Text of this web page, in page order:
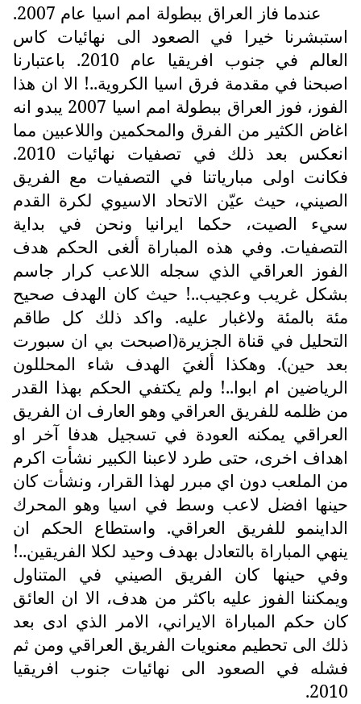
عندما فاز العراق ببطولة امم اسيا عام 2007.
استبشرنا خيرا في الصعود الى نهائيات كاس
العالم في جنوب افريقيا عام 2010. باعتبارنا
اصبحنا في مقدمة فرق اسيا الكروية..! الا ان هذا
الفوز، فوز العراق ببطولة امم اسيا 2007 يبدو انه
اغاض الكثير من الفرق والمحكمين واللاعبين مما
انعكس بعد ذلك في تصفيات نهائيات 2010.
فكانت اولى مبارياتنا في التصفيات مع الفريق
الصيني، حيث عيّن الاتحاد الاسيوي لكرة القدم
سيء الصيت، حكما ايرانيا ونحن في بداية
التصفيات. وفي هذه المباراة ألغى الحكم هدف
الفوز العراقي الذي سجله اللاعب كرار جاسم
بشكل غريب وعجيب..! حيث كان الهدف صحيح
مئة بالمئة ولاغبار عليه. واكد ذلك كل طاقم
التحليل في قناة الجزيرة(اصبحت بي ان سبورت
بعد حين). وهكذا ألغيَ الهدف شاء المحللون
الرياضين ام ابوا..! ولم يكتفي الحكم بهذا القدر
من ظلمه للفريق العراقي وهو العارف ان الفريق
العراقي يمكنه العودة في تسجيل هدفا آخر او
اهداف اخرى، حتى طرد لاعبنا الكبير نشأت اكرم
من الملعب دون اي مبرر لهذا القرار، ونشأت كان
حينها افضل لاعب وسط في اسيا وهو المحرك
الداينمو للفريق العراقي. واستطاع الحكم ان
ينهي المباراة بالتعادل بهدف وحيد لكلا الفريقين..!
وفي حينها كان الفريق الصيني في المتناول
ويمكننا الفوز عليه باكثر من هدف، الا ان العائق
كان حكم المباراة الايراني، الامر الذي ادى بعد
ذلك الى تحطيم معنويات الفريق العراقي ومن ثم
فشله في الصعود الى نهائيات جنوب افريقيا
2010.